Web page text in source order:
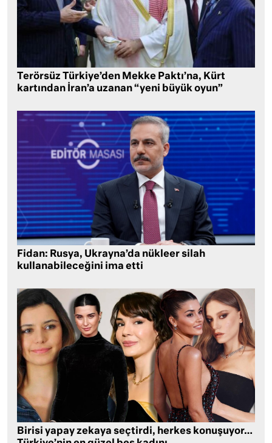
Terörsüz Türkiye’den Mekke Paktı’na, Kürt
kartından İran’a uzanan “yeni büyük oyun”
Fidan: Rusya, Ukrayna’da nükleer silah
kullanabileceğini ima etti
Birisi yapay zekaya seçtirdi, herkes konuşuyor…